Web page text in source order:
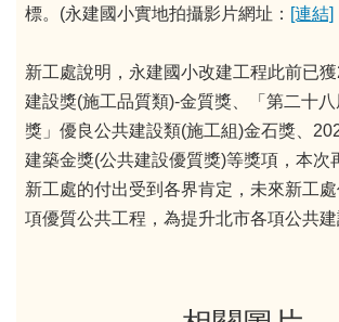
標。(永建國小實地拍攝影片網址： [連結]
新工處說明，永建國小改建工程此前已
建設獎(施工品質類)-金質獎、「第二十
獎」優良公共建設類(施工組)金石獎、
建築金獎(公共建設優質獎)等獎項，本次
新工處的付出受到各界肯定，未來新工
項優質公共工程，為提升北市各項公共建